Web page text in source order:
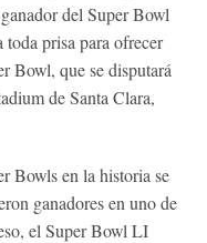
del Super Bowl
toda prisa para ofrecer
Bowl, que se disputará
de Santa Clara,
Bowls en la historia se
ganadores en uno de
el Super Bowl LI